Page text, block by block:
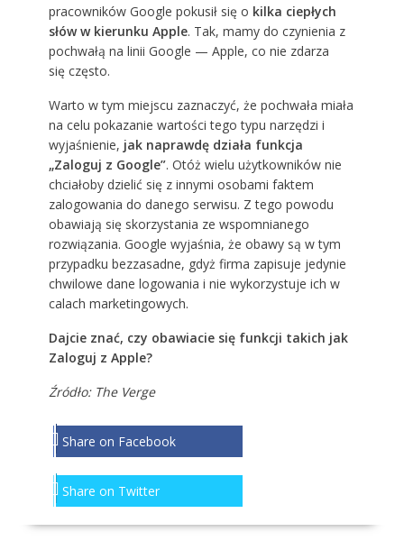
pracowników Google pokusił się o kilka ciepłych
słów w kierunku Apple. Tak, mamy do czynienia z
pochwałą na linii Google — Apple, co nie zdarza
się często.
Warto w tym miejscu zaznaczyć, że pochwała miała
na celu pokazanie wartości tego typu narzędzi i
wyjaśnienie, jak naprawdę działa funkcja
„Zaloguj z Google”. Otóż wielu użytkowników nie
chciałoby dzielić się z innymi osobami faktem
zalogowania do danego serwisu. Z tego powodu
obawiają się skorzystania ze wspomnianego
rozwiązania. Google wyjaśnia, że obawy są w tym
przypadku bezzasadne, gdyż firma zapisuje jedynie
chwilowe dane logowania i nie wykorzystuje ich w
calach marketingowych.
Dajcie znać, czy obawiacie się funkcji takich jak
Zaloguj z Apple?
Źródło: The Verge
Share on Facebook
Share on Twitter